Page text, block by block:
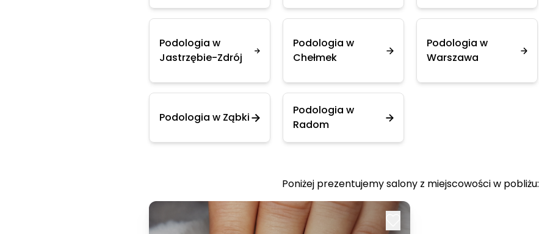
Podologia w
Jastrzębie-Zdrój
Podologia w
Chełmek
Podologia w
Warszawa
Podologia w Ząbki
Podologia w
Radom
Poniżej prezentujemy salony z miejscowości w pobliżu: